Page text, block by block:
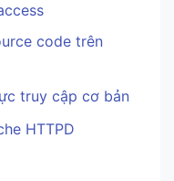
code trên
truy cập cơ bản
HTTPD